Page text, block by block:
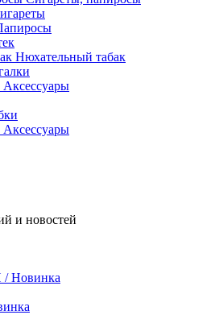
Нюхательный табак
Аксессуары
Аксессуары
и новостей
/ Новинка